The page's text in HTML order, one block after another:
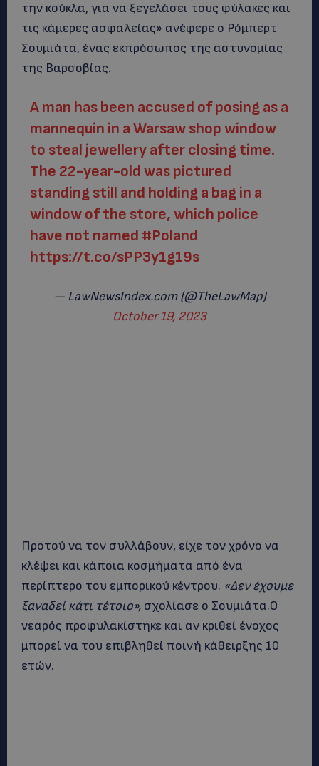
την κούκλα, για να ξεγελάσει τους φύλακες και
τις κάμερες ασφαλείας» ανέφερε ο Ρόμπερτ
Σουμιάτα, ένας εκπρόσωπος της αστυνομίας
της Βαρσοβίας.
A man has been accused of posing as a
mannequin in a Warsaw shop window
to steal jewellery after closing time.
The 22-year-old was pictured
standing still and holding a bag in a
window of the store, which police
have not named #Poland
https://t.co/sPP3y1g19s
— LawNewsIndex.com (@TheLawMap)
October 19, 2023
Προτού να τον συλλάβουν, είχε τον χρόνο να
κλέψει και κάποια κοσμήματα από ένα
περίπτερο του εμπορικού κέντρου. «Δεν έχουμε
ξαναδεί κάτι τέτοιο», σχολίασε ο Σουμιάτα.Ο
νεαρός προφυλακίστηκε και αν κριθεί ένοχος
μπορεί να του επιβληθεί ποινή κάθειρξης 10
ετών.